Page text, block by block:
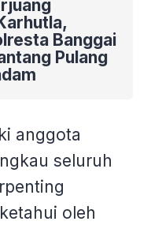
Banggai
Pulang
anggota
seluruh
oleh